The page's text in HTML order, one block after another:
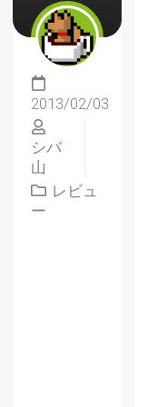
2013/02/03
シバ
山
レビュ
ー